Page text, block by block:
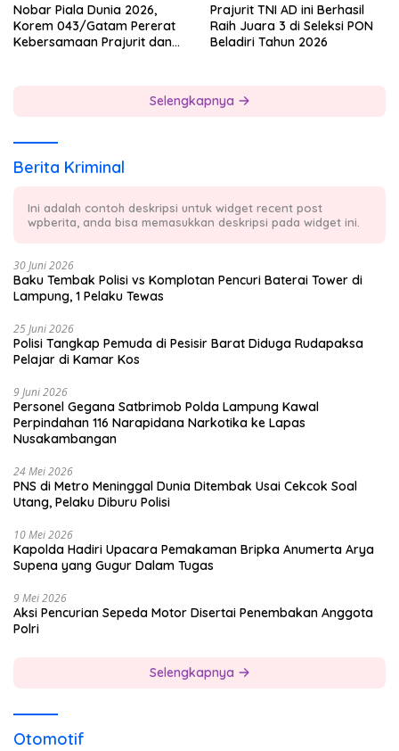
Nobar Piala Dunia 2026,
Korem 043/Gatam Pererat
Kebersamaan Prajurit dan
Prajurit TNI AD ini Berhasil
Raih Juara 3 di Seleksi PON
Beladiri Tahun 2026
Selengkapnya
Berita Kriminal
Ini adalah contoh deskripsi untuk widget recent post
wpberita, anda bisa memasukkan deskripsi pada widget ini.
30 Juni 2026
Baku Tembak Polisi vs Komplotan Pencuri Baterai Tower di
Lampung, 1 Pelaku Tewas
25 Juni 2026
Polisi Tangkap Pemuda di Pesisir Barat Diduga Rudapaksa
Pelajar di Kamar Kos
9 Juni 2026
Personel Gegana Satbrimob Polda Lampung Kawal
Perpindahan 116 Narapidana Narkotika ke Lapas
Nusakambangan
24 Mei 2026
PNS di Metro Meninggal Dunia Ditembak Usai Cekcok Soal
Utang, Pelaku Diburu Polisi
10 Mei 2026
Kapolda Hadiri Upacara Pemakaman Bripka Anumerta Arya
Supena yang Gugur Dalam Tugas
9 Mei 2026
Aksi Pencurian Sepeda Motor Disertai Penembakan Anggota
Polri
Selengkapnya
Otomotif